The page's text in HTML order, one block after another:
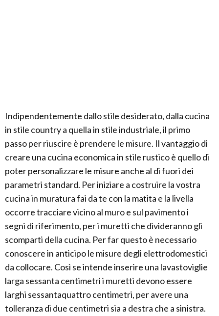
Indipendentemente dallo stile desiderato, dalla cucina
in stile country a quella in stile industriale, il primo
passo per riuscire è prendere le misure. Il vantaggio di
creare una cucina economica in stile rustico è quello di
poter personalizzare le misure anche al di fuori dei
parametri standard. Per iniziare a costruire la vostra
cucina in muratura fai da te con la matita e la livella
occorre tracciare vicino al muro e sul pavimento i
segni di riferimento, per i muretti che divideranno gli
scomparti della cucina. Per far questo è necessario
conoscere in anticipo le misure degli elettrodomestici
da collocare. Così se intende inserire una lavastoviglie
larga sessanta centimetri i muretti devono essere
larghi sessantaquattro centimetri, per avere una
tolleranza di due centimetri sia a destra che a sinistra.